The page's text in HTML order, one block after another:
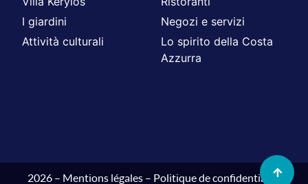
I giardini
Negozi e servizi
Attività culturali
Lo spirito della Costa
Azzurra
2026 – Mentions légales– Politique de confidentialité